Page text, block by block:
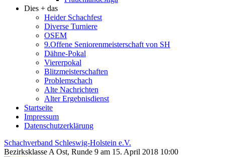
Dies + das
Heider Schachfest
Diverse Turniere
OSEM
9.Offene Seniorenmeisterschaft von SH
Dähne-Pokal
Viererpokal
Blitzmeisterschaften
Problemschach
Alte Nachrichten
Alter Ergebnisdienst
Startseite
Impressum
Datenschutzerklärung
Schachverband Schleswig-Holstein e.V.
Bezirksklasse A Ost, Runde 9 am 15. April 2018 10:00